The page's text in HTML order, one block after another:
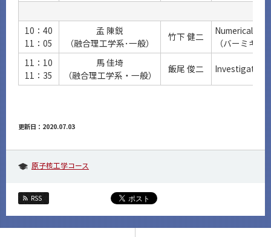
10：40
11：05
孟 陳鋭
（融合理工学系･一般）
竹下 健二
Numerical
（バーミキ
11：10
11：35
馬 佳埼
（融合理工学系・一般）
飯尾 俊二 Investigation
更新日：2020.07.03
原子核工学コース
RSS